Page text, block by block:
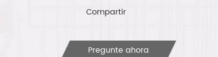
Compartir
Pregunte ahora